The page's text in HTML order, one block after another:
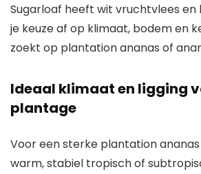
Sugarloaf heeft wit vruchtvlees en
je keuze af op klimaat, bodem en
zoekt op plantation ananas of
Ideaal klimaat en ligging
plantage
Voor een sterke plantation
warm, stabiel tropisch of